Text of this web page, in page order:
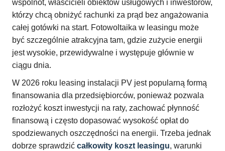
wspólnot, właścicieli obiektów usługowych i inwestorów,
którzy chcą obniżyć rachunki za prąd bez angażowania
całej gotówki na start. Fotowoltaika w leasingu może
być szczególnie atrakcyjna tam, gdzie zużycie energii
jest wysokie, przewidywalne i występuje głównie w
ciągu dnia.
W 2026 roku leasing instalacji PV jest popularną formą
finansowania dla przedsiębiorców, ponieważ pozwala
rozłożyć koszt inwestycji na raty, zachować płynność
finansową i często dopasować wysokość opłat do
spodziewanych oszczędności na energii. Trzeba jednak
dobrze sprawdzić całkowity koszt leasingu, warunki